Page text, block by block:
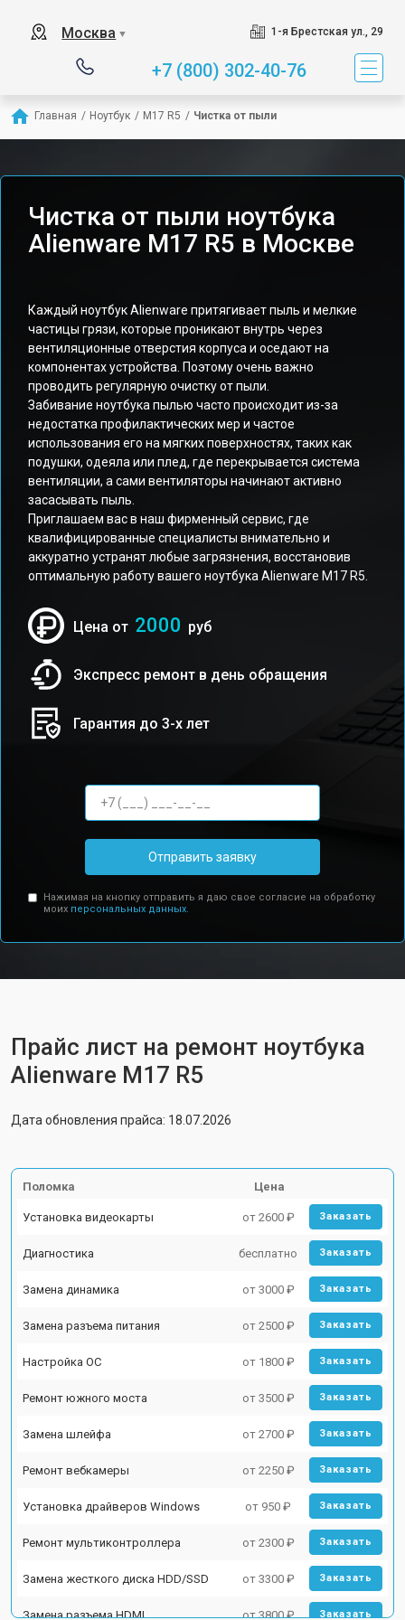
Москва ▼ 1-я Брестская ул., 29
+7 (800) 302-40-76
Главная / Ноутбук / M17 R5 / Чистка от пыли
Чистка от пыли ноутбука
Alienware M17 R5 в Москве
Каждый ноутбук Alienware притягивает пыль и мелкие
частицы грязи, которые проникают внутрь через
вентиляционные отверстия корпуса и оседают на
компонентах устройства. Поэтому очень важно
проводить регулярную очистку от пыли.
Забивание ноутбука пылью часто происходит из-за
недостатка профилактических мер и частое
использования его на мягких поверхностях, таких как
подушки, одеяла или плед, где перекрывается система
вентиляции, а сами вентиляторы начинают активно
засасывать пыль.
Приглашаем вас в наш фирменный сервис, где
квалифицированные специалисты внимательно и
аккуратно устранят любые загрязнения, восстановив
оптимальную работу вашего ноутбука Alienware M17 R5.
Цена от 2000 руб
Экспресс ремонт в день обращения
Гарантия до 3-х лет
Отправить заявку
Нажимая на кнопку отправить я даю свое согласие на обработку
моих персональных данных.
Прайс лист на ремонт ноутбука
Alienware M17 R5
Дата обновления прайса: 18.07.2026
Поломка Цена
Установка видеокарты от 2600 ₽ Заказать
Диагностика бесплатно Заказать
Замена динамика от 3000 ₽ Заказать
Замена разъема питания от 2500 ₽ Заказать
Настройка ОС от 1800 ₽ Заказать
Ремонт южного моста от 3500 ₽ Заказать
Замена шлейфа от 2700 ₽ Заказать
Ремонт вебкамеры от 2250 ₽ Заказать
Установка драйверов Windows от 950 ₽ Заказать
Ремонт мультиконтроллера от 2300 ₽ Заказать
Замена жесткого диска HDD/SSD от 3300 ₽ Заказать
Замена разъема HDMI от 3800 ₽ Заказать